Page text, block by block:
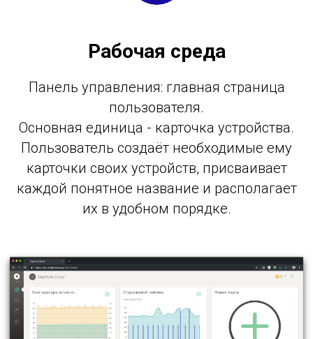
Рабочая среда
Панель управления: главная страница
пользователя.
Основная единица - карточка устройства.
Пользователь создаёт необходимые ему
карточки своих устройств, присваивает
каждой понятное название и располагает
их в удобном порядке.